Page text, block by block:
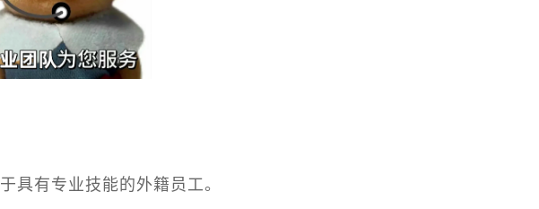
具有专业技能的外籍员工。